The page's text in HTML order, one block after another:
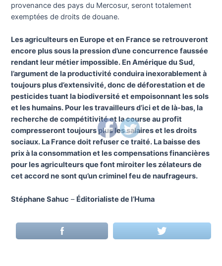
provenance des pays du Mercosur, seront totalement
exemptées de droits de douane.
Les agriculteurs en Europe et en France se retrouveront
encore plus sous la pression d’une concurrence faussée
rendant leur métier impossible. En Amérique du Sud,
l’argument de la productivité conduira inexorablement à
toujours plus d’extensivité, donc de déforestation et de
pesticides tuant la biodiversité et empoisonnant les sols
et les humains. Pour les travailleurs d’ici et de là-bas, la
recherche de compétitivité et la course au profit
compresseront toujours plus les salaires et les droits
sociaux. La France doit refuser ce traité. La baisse des
prix à la consommation et les compensations financières
pour les agriculteurs que font miroiter les zélateurs de
cet accord ne sont qu’un criminel feu de naufrageurs.
Stéphane Sahuc – Éditorialiste de l’Huma